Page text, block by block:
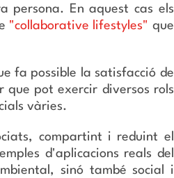
persona. En aquest cas els
"collaborative lifestyles" que
fa possible la satisfacció de
que pot exercir diversos rols
vàries.
compartint i reduint el
d'aplicacions reals del
sinó també social i